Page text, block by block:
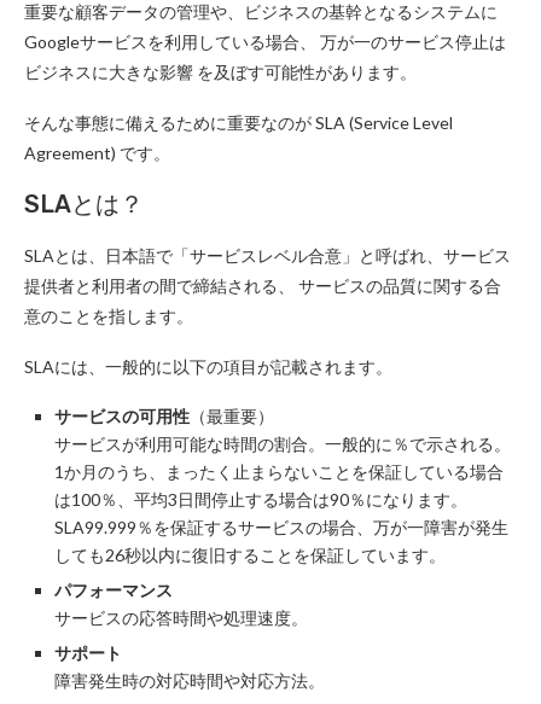
重要な顧客データの管理や、ビジネスの基幹となるシステムに
Googleサービスを利用している場合、 万が一のサービス停止は
ビジネスに大きな影響 を及ぼす可能性があります。
そんな事態に備えるために重要なのが SLA (Service Level
Agreement) です。
SLAとは？
SLAとは、日本語で「サービスレベル合意」と呼ばれ、サービス
提供者と利用者の間で締結される、 サービスの品質に関する合
意のことを指します。
SLAには、一般的に以下の項目が記載されます。
サービスの可用性 （最重要）
サービスが利用可能な時間の割合。一般的に％で示される。
1か月のうち、まったく止まらないことを保証している場合
は100％、平均3日間停止する場合は90％になります。
SLA99.999％を保証するサービスの場合、万が一障害が発生
しても26秒以内に復旧することを保証しています。
パフォーマンス
サービスの応答時間や処理速度。
サポート
障害発生時の対応時間や対応方法。